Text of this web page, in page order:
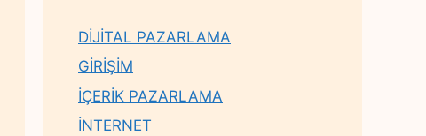
DİJİTAL PAZARLAMA
GİRİŞİM
İÇERİK PAZARLAMA
İNTERNET